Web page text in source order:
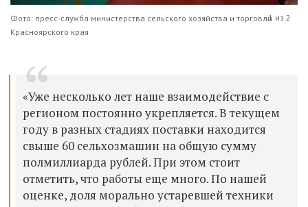
Фото: пресс-служба министерства сельского хозяйства и торговли
Красноярского края
1 из 2
«Уже несколько лет наше взаимодействие с
регионом постоянно укрепляется. В текущем
году в разных стадиях поставки находится
свыше 60 сельхозмашин на общую сумму
полмиллиарда рублей. При этом стоит
отметить, что работы еще много. По нашей
оценке, доля морально устаревшей техники